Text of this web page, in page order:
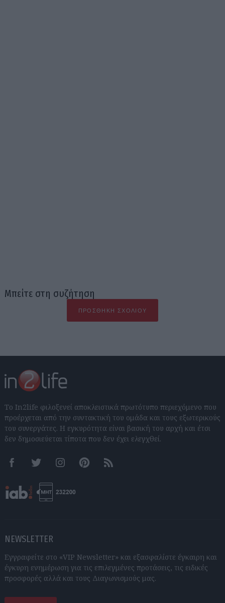
Μπείτε στη συζήτηση
ΠΡΟΣΘΉΚΗ ΣΧΟΛΊΟΥ
Το In2life φιλοξενεί αποκλειστικά πρωτότυπο περιεχόμενο που
προέρχεται από την συντακτική του ομάδα και τους εξωτερικούς
του συνεργάτες. Η εγκυρότητα είναι βασική του αρχή και έτσι
δεν δημοσιεύεται τίποτα που δεν έχει ελεγχθεί.
FacebookTwitter InstagramPinterestRSS feeds
NEWSLETTER
Εγγραφείτε στο «VIP Newsletter» και εξασφαλίστε έγκαιρη και
έγκυρη ενημέρωση για τις επιλεγμένες προτάσεις, τις ειδικές
προσφορές αλλά και τους Διαγωνισμούς μας.